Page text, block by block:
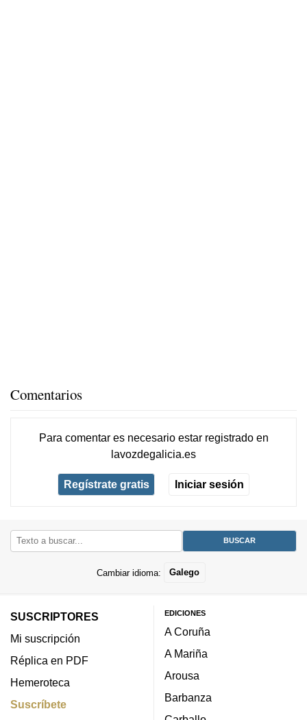
Comentarios
Para comentar es necesario estar registradoen
lavozdegalicia.es
Regístrate gratis Iniciar sesión
Cambiar idioma: Galego
SUSCRIPTORES
Mi suscripción
Réplica en PDF
Hemeroteca
Suscríbete
EDICIONES
A Coruña
A Mariña
Arousa
Barbanza